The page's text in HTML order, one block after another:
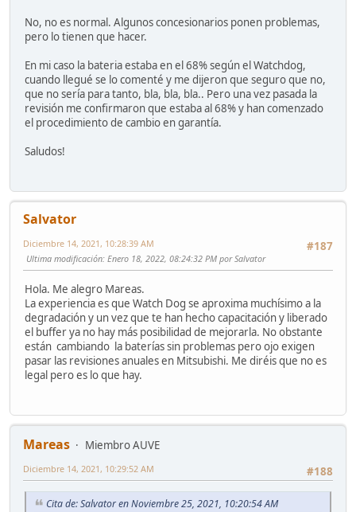
No, no es normal. Algunos concesionarios ponen problemas,
pero lo tienen que hacer.
En mi caso la bateria estaba en el 68% según el Watchdog,
cuando llegué se lo comenté y me dijeron que seguro que no,
que no sería para tanto, bla, bla, bla.. Pero una vez pasada la
revisión me confirmaron que estaba al 68% y han comenzado
el procedimiento de cambio en garantía.
Saludos!
Salvator
#187
Diciembre 14, 2021, 10:28:39 AM
Ultima modificación: Enero 18, 2022, 08:24:32 PM por Salvator
Hola. Me alegro Mareas.
La experiencia es que Watch Dog se aproxima muchísimo a la
degradación y un vez que te han hecho capacitación y liberado
el buffer ya no hay más posibilidad de mejorarla. No obstante
están cambiando la baterías sin problemas pero ojo exigen
pasar las revisiones anuales en Mitsubishi. Me diréis que no es
legal pero es lo que hay.
Mareas
Miembro AUVE
#188
Diciembre 14, 2021, 10:29:52 AM
Cita de: Salvator en Noviembre 25, 2021, 10:20:54 AM